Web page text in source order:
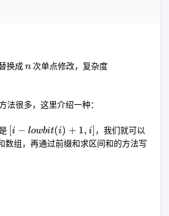
换成n
n次单点修改，复杂度
法很多，这里介绍一种：
[i -
lowbit(i)
i − lowbit(i) + 1, i ，我们就可以
(n)
数组，再通过前缀和求区间和的方法写